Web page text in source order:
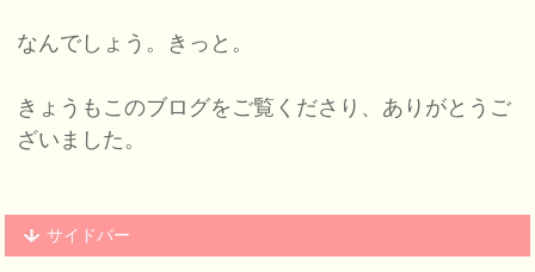
なんでしょう。きっと。
きょうもこのブログをご覧くださり、ありがとうご
ざいました。
サイドバー